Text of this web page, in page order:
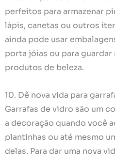
perfeitos para armazenar
lápis, canetas ou outros
ainda pode usar
porta jóias ou para
produtos de beleza.
10. Dê nova vida para
Garrafas de vidro são um
a decoração quando você
plantinhas ou até mesmo
delas. Para dar uma nova